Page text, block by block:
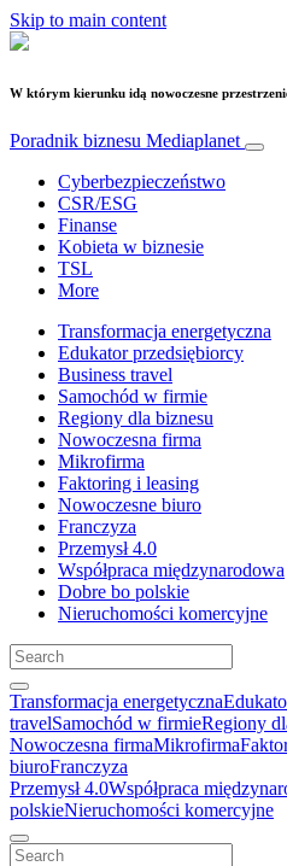
Skip to main content
W którym kierunku idą nowoczesne
Poradnik biznesu Mediaplanet
Cyberbezpieczeństwo
CSR/ESG
Finanse
Kobieta w biznesie
TSL
More
Transformacja energetyczna
Edukator przedsiębiorcy
Business travel
Samochód w firmie
Regiony dla biznesu
Nowoczesna firma
Mikrofirma
Faktoring i leasing
Nowoczesne biuro
Franczyza
Przemysł 4.0
Współpraca międzynarodowa
Dobre bo polskie
Nieruchomości komercyjne
Transformacja energetyczna
travelSamochód w firmieRegiony
Nowoczesna firmaMikrofirma
biuroFranczyza
Przemysł 4.0Współpraca
polskieNieruchomości komercyjne